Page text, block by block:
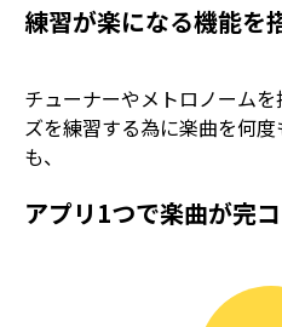
練習が楽になる機能を
チューナーやメトロノーム
ズを練習する為に楽曲を何
も、
アプリ1つで楽曲が完